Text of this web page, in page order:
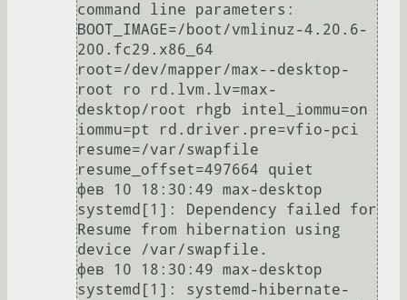
command line parameters:
BOOT_IMAGE=/boot/vmlinuz-4.20.6-
200.fc29.x86_64
root=/dev/mapper/max--desktop-
root ro rd.lvm.lv=max-
desktop/root rhgb intel_iommu=on
iommu=pt rd.driver.pre=vfio-pci
resume=/var/swapfile
resume_offset=497664 quiet
фев 10 18:30:49 max-desktop
systemd[1]: Dependency failed for
Resume from hibernation using
device /var/swapfile.
фев 10 18:30:49 max-desktop
systemd[1]: systemd-hibernate-